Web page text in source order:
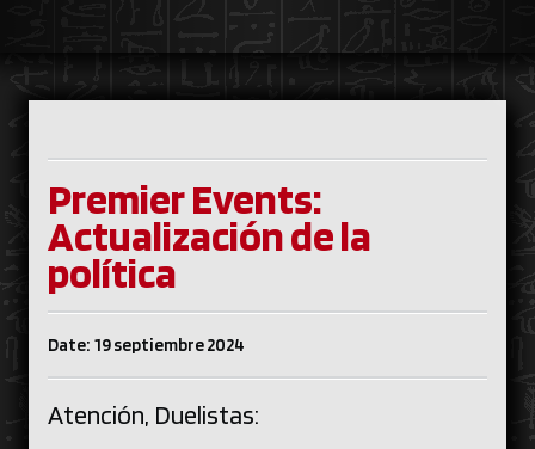
Premier Events:
Actualización de la
política
Date: 19 septiembre 2024
Atención, Duelistas: